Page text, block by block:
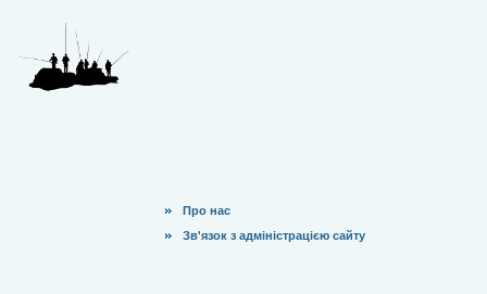
Про нас
Зв'язок з адміністрацією сайту